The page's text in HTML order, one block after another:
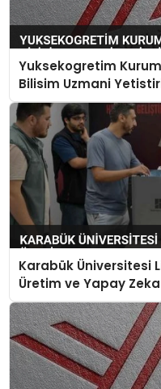
Yuksekogretim
Bilisim Uzmani
Karabük Üniversitesi
Üretim ve Yapay